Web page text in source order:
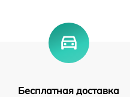
Бесплатная доставка